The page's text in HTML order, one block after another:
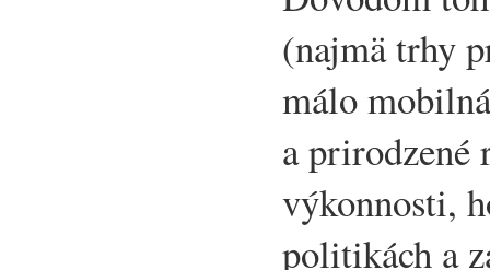
(najmä trhy
málo
a prirodzené
výkonnosti,
politikách a